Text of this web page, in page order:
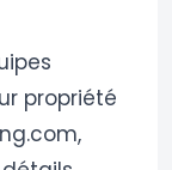
propriété